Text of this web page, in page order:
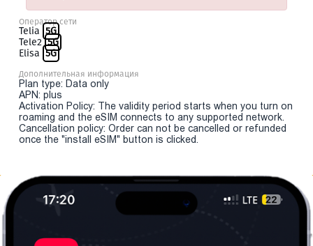
Оператор сети
Telia 5G
Tele2 5G
Elisa 5G
Дополнительная информация
Plan type: Data only
APN: plus
Activation Policy: The validity period starts when you turn on
roaming and the eSIM connects to any supported network.
Cancellation policy: Order can not be cancelled or refunded
once the "install eSIM" button is clicked.